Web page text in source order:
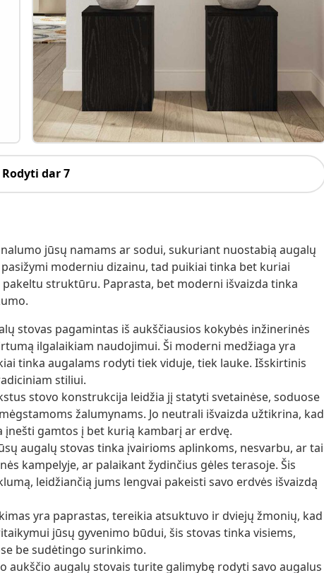
Rodyti dar 7
jūsų namams ar sodui, sukuriant nuostabią augalų
moderniu dizainu, tad puikiai tinka bet kuriai
struktūru. Paprasta, bet moderni išvaizda tinka
stovas pagamintas iš aukščiausios kokybės inžinerinės
ilgalaikiam naudojimui. Ši moderni medžiaga yra
tinka augalams rodyti tiek viduje, tiek lauke. Išskirtinis
stiliui.
stovo konstrukcija leidžia jį statyti svetainėse, soduose
žalumynams. Jo neutrali išvaizda užtikrina, kad
gamtos į bet kurią kambarį ar erdvę.
augalų stovas tinka įvairioms aplinkoms, nesvarbu, ar tai
kampelyje, ar palaikant žydinčius gėles terasoje. Šis
leidžiančią jums lengvai pakeisti savo erdvės išvaizdą
yra paprastas, tereikia atsuktuvo ir dviejų žmonių, kad
jūsų gyvenimo būdui, šis stovas tinka visiems,
be sudėtingo surinkimo.
aukščio augalų stovais turite galimybę rodyti savo augalus